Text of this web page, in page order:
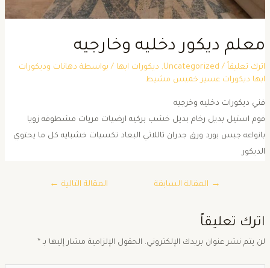
ديكور دخليه وخارجيه
تعليقاً /
Uncategorized
,ديكورات ابها/ بواسطة دهانات وديكورات
ديكورات عسير خميس مشيط
ديكورات دخليه وخرجيه
استيل بديل رخام بديل خشب بركيه ارضيات مريات مشطوفه زويا
جبس بورد ورق جدران ثاللاثي البعاد تكسيات خشبايه كل ما يحتوي
→المقالة السابقة المقالة التالية←
تعليقاً
يتم نشر عنوان بريدك الإلكتروني. الحقول الإلزامية مشار إليها بـ *